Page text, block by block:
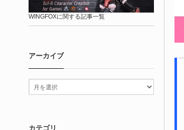
WINGFOXに関する記事一覧
アーカイブ
カテゴリ